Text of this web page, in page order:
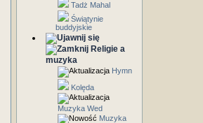
Tadż Mahal
Świątynie
buddyjskie
Religie a
muzyka
Hymn
Kolęda
Muzyka Wed
Muzyka